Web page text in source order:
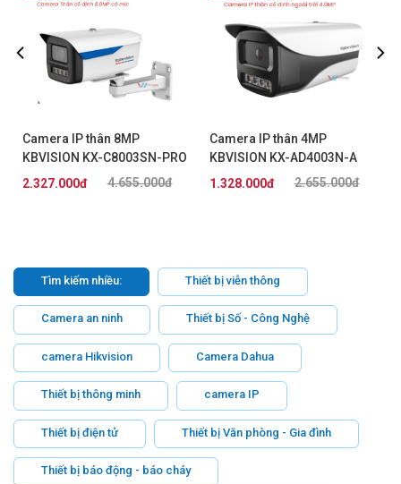
Camera IP thân 8MP
KBVISION KX-C8003SN-PRO
4.655.000đ
2.327.000đ
Camera IP thân 4MP
KBVISION KX-AD4003N-A
2.655.000đ
1.328.000đ
Tìm kiếm nhiều: Thiết bị viễn thông
Camera an ninh Thiết bị Số - Công Nghệ
camera Hikvision Camera Dahua
Thiết bị thông minh camera IP
Thiết bị điện tử Thiết bị Văn phòng - Gia đình
Thiết bị báo động - báo cháy